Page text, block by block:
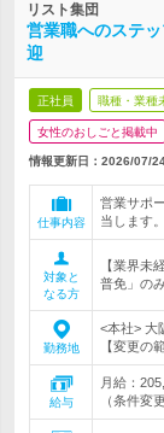
リスト集団
営業職へのステ
迎
正社員 職種・業種
女性のおしごと掲載中
情報更新日：2026/07/
仕事内容
営業サポ
当します。
対象と
なる方
【業界未
普免」のみ
勤務地
<本社> 大
【変更の
給与
月給：
（条件変